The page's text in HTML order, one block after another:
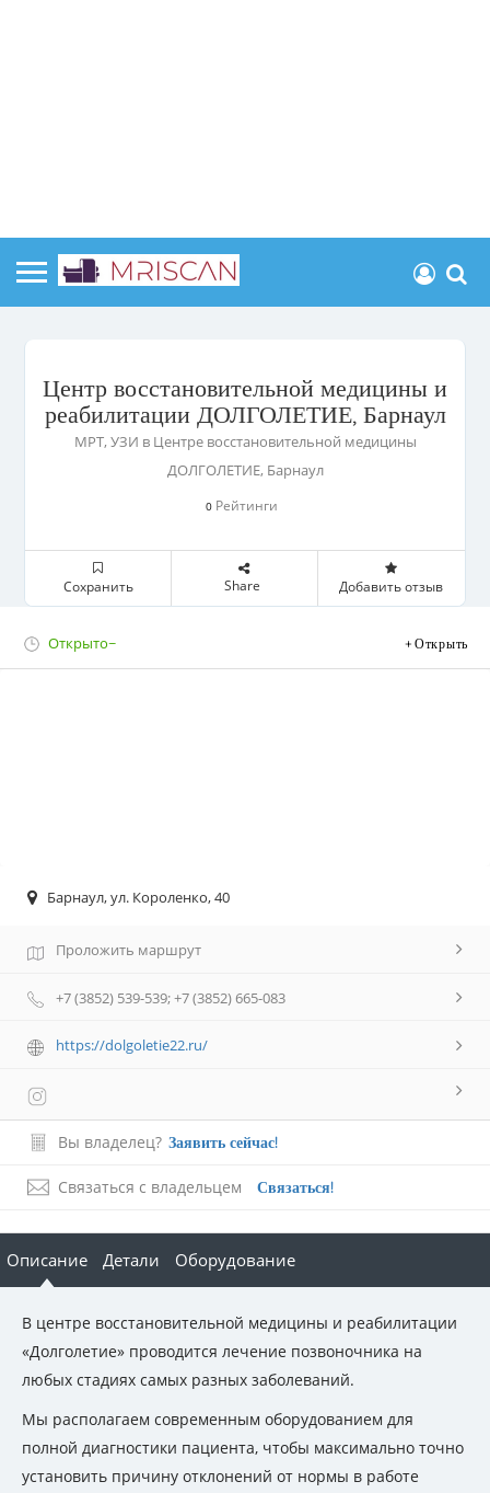
Центр восстановительной медицины и
реабилитации ДОЛГОЛЕТИЕ, Барнаул
МРТ, УЗИ в Центре восстановительной медицины
ДОЛГОЛЕТИЕ, Барнаул
0 Рейтинги
Сохранить Share Добавить отзыв
Открыто~ Открыть
Барнаул, ул. Короленко, 40
Проложить маршрут
+7 (3852) 539-539; +7 (3852) 665-083
https://dolgoletie22.ru/
Вы владелец? Заявить сейчас!
Связаться с владельцем Связаться!
Описание Детали Оборудование
В центре восстановительной медицины и реабилитации
«Долголетие» проводится лечение позвоночника на
любых стадиях самых разных заболеваний.
Мы располагаем современным оборудованием для
полной диагностики пациента, чтобы максимально точно
установить причину отклонений от нормы в работе